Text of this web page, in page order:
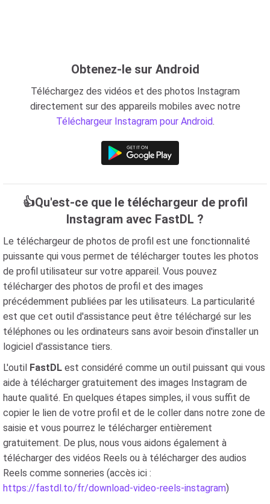
Obtenez-le sur Android
Téléchargez des vidéos et des photos Instagram
directement sur des appareils mobiles avec notre
Téléchargeur Instagram pour Android.
👍Qu'est-ce que le téléchargeur de profil
Instagram avec FastDL ?
Le téléchargeur de photos de profil est une fonctionnalité
puissante qui vous permet de télécharger toutes les photos
de profil utilisateur sur votre appareil. Vous pouvez
télécharger des photos de profil et des images
précédemment publiées par les utilisateurs. La particularité
est que cet outil d'assistance peut être téléchargé sur les
téléphones ou les ordinateurs sans avoir besoin d'installer un
logiciel d'assistance tiers.
L'outil FastDL est considéré comme un outil puissant qui vous
aide à télécharger gratuitement des images Instagram de
haute qualité. En quelques étapes simples, il vous suffit de
copier le lien de votre profil et de le coller dans notre zone de
saisie et vous pourrez le télécharger entièrement
gratuitement. De plus, nous vous aidons également à
télécharger des vidéos Reels ou à télécharger des audios
Reels comme sonneries (accès ici :
https://fastdl.to/fr/download-video-reels-instagram)